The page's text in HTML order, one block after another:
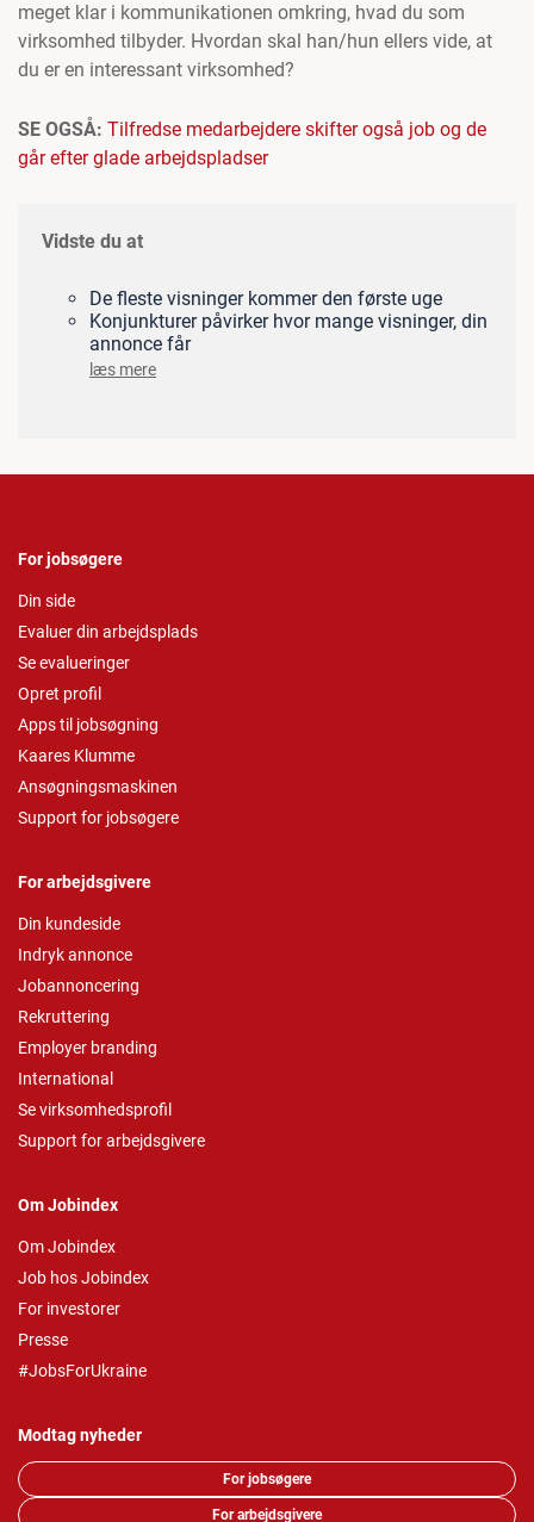
meget klar i kommunikationen omkring, hvad du som
virksomhed tilbyder. Hvordan skal han/hun ellers vide, at
du er en interessant virksomhed?
SE OGSÅ: Tilfredse medarbejdere skifter også job og de
går efter glade arbejdspladser
Vidste du at
De fleste visninger kommer den første uge
Konjunkturer påvirker hvor mange visninger, din
annonce får
læs mere
For jobsøgere
Din side
Evaluer din arbejdsplads
Se evalueringer
Opret profil
Apps til jobsøgning
Kaares Klumme
Ansøgningsmaskinen
Support for jobsøgere
For arbejdsgivere
Din kundeside
Indryk annonce
Jobannoncering
Rekruttering
Employer branding
International
Se virksomhedsprofil
Support for arbejdsgivere
Om Jobindex
Om Jobindex
Job hos Jobindex
For investorer
Presse
#JobsForUkraine
Modtag nyheder
For jobsøgere
For arbejdsgivere